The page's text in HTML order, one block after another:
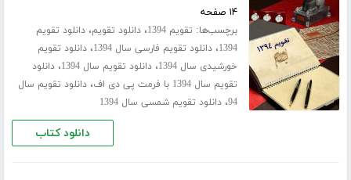
۱۴ صفحه
برچسب‌ها: تقویم 1394 ،دانلود تقویم،دانلود تقویم
1394،دانلود تقویم فارسی سال 1394 ،دانلود تقویم
خورشیدی سال 1394
،دانلود تقویم سال 1394 ،دانلود
تقویم سال 1394 با فرمت پی دی اف
،دانلود تقویم سال
94،دانلود تقویم شمسی سال 1394
دانلود کتاب